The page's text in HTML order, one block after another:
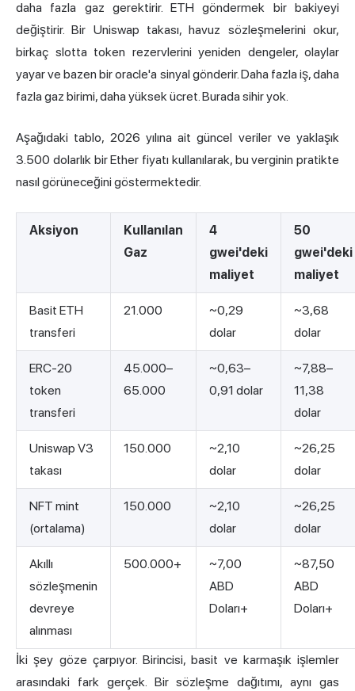
daha fazla gaz gerektirir. ETH göndermek bir bakiyeyi
değiştirir. Bir Uniswap takası, havuz sözleşmelerini okur,
birkaç slotta token rezervlerini yeniden dengeler, olaylar
yayar ve bazen bir oracle'a sinyal gönderir. Daha fazla iş, daha
fazla gaz birimi, daha yüksek ücret. Burada sihir yok.
Aşağıdaki tablo, 2026 yılına ait güncel veriler ve yaklaşık
3.500 dolarlık bir Ether fiyatı kullanılarak, bu verginin pratikte
nasıl görüneceğini göstermektedir.
Aksiyon
Kullanılan
Gaz
4
gwei'deki
maliyet
50
gwei'deki
maliyet
Basit ETH
transferi
21.000
~0,29
dolar
~3,68
dolar
ERC-20
token
transferi
45.000–
65.000
~0,63–
0,91 dolar
~7,88–
11,38
dolar
Uniswap V3
takası
150.000
~2,10
dolar
~26,25
dolar
NFT mint
(ortalama)
150.000
~2,10
dolar
~26,25
dolar
Akıllı
sözleşmenin
devreye
alınması
500.000+
~7,00
ABD
Doları+
~87,50
ABD
Doları+
İki şey göze çarpıyor. Birincisi, basit ve karmaşık işlemler
arasındaki fark gerçek. Bir sözleşme dağıtımı, aynı gas